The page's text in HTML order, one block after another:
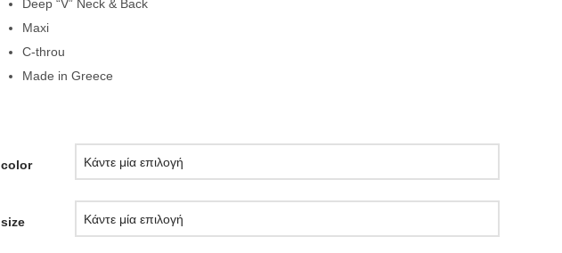
Deep “V” Neck & Back
Maxi
C-throu
Made in Greece
color
size